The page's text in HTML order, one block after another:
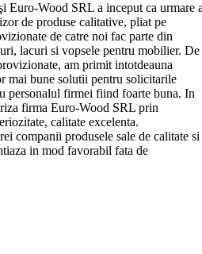
Euro-Wood SRL a inceput ca urmare
de produse calitative, pliat pe
de catre noi fac parte din
lacuri si vopsele pentru mobilier. De
am primit intotdeauna
mai bune solutii pentru solicitarile
personalul firmei fiind foarte buna. In
firma Euro-Wood SRL prin
calitate excelenta.
companii produsele sale de calitate si
in mod favorabil fata de